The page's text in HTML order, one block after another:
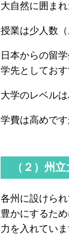
大自然に囲ま
授業は少人数
日本からの留
学先としておす
大学のレベル
学費は高めで
（２）州
各州に設けら
豊かにするた
力を入れていま